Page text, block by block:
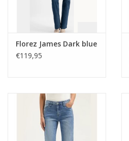
Florez James Dark blue
€119,95